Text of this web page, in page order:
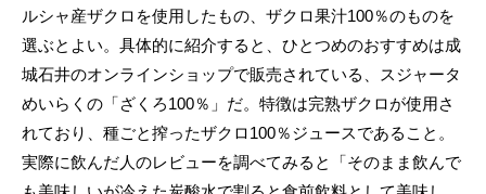
ルシャ産ザクロを使用したもの、ザクロ果汁100％のものを
選ぶとよい。具体的に紹介すると、ひとつめのおすすめは成
城石井のオンラインショップで販売されている、スジャータ
めいらくの「ざくろ100％」だ。特徴は完熟ザクロが使用さ
れており、種ごと搾ったザクロ100％ジュースであること。
実際に飲んだ人のレビューを調べてみると「そのまま飲んで